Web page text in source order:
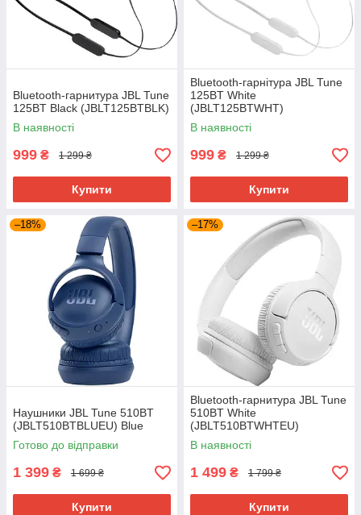
Bluetooth-гарнитура JBL Tune
125BT Black (JBLT125BTBLK)
В наявності
999 ₴ 1 299 ₴
Купити
Bluetooth-гарнітура JBL Tune
125BT White
(JBLT125BTWHT)
В наявності
999 ₴ 1 299 ₴
Купити
–18%
Наушники JBL Tune 510BT
(JBLT510BTBLUEU) Blue
Готово до відправки
1 399 ₴ 1 699 ₴
Купити
–17%
Bluetooth-гарнитура JBL Tune
510BT White
(JBLT510BTWHTEU)
В наявності
1 499 ₴ 1 799 ₴
Купити